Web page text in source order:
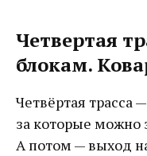
Четвертая
блокам.
Четвёртая трасса
за которые можно
А потом — выход